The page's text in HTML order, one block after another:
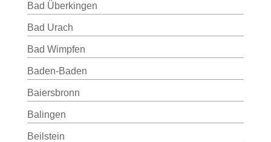
Bad Überkingen
Bad Urach
Bad Wimpfen
Baden-Baden
Baiersbronn
Balingen
Beilstein